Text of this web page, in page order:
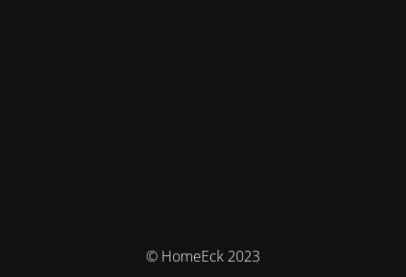
© HomeEck 2023